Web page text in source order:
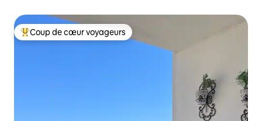
Coups de cœur voyageurs les plus appréciés
Coup de cœur voyageurs